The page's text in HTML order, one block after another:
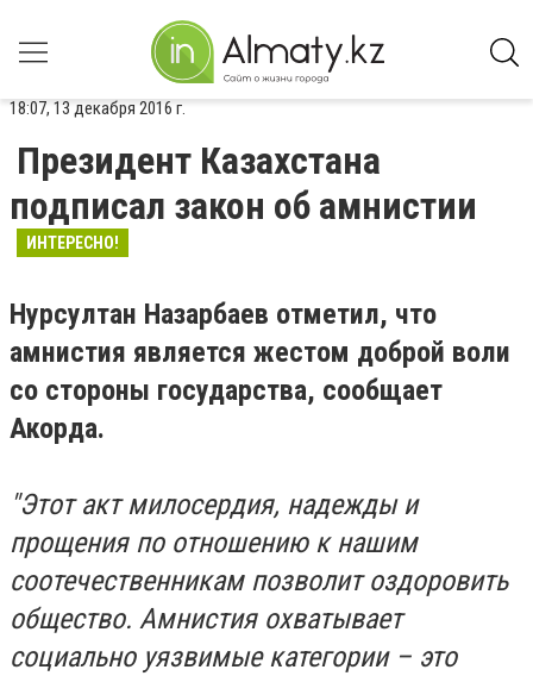
18:07, 13 декабря 2016 г.
Президент Казахстана
подписал закон об амнистии
ИНТЕРЕСНО!
Нурсултан Назарбаев отметил, что
амнистия является жестом доброй воли
со стороны государства, сообщает
Акорда.
"Этот акт милосердия, надежды и
прощения по отношению к нашим
соотечественникам позволит оздоровить
общество. Амнистия охватывает
социально уязвимые категории – это